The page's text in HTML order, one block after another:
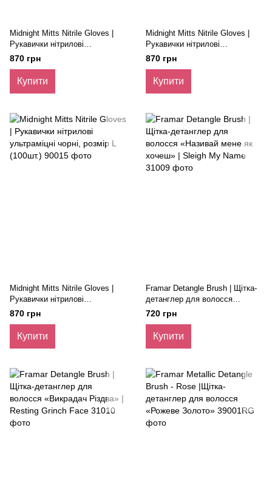
Midnight Mitts Nitrile Gloves |
Рукавички нітрилові
ультраміцні чорні, розмір S
(100шт.)
870 грн
Купити
Midnight Mitts Nitrile Gloves |
Рукавички нітрилові
ультраміцні чорні, розмір М
(100шт.)
870 грн
Купити
Midnight Mitts Nitrile Gloves |
Рукавички нітрилові
ультраміцні чорні, розмір L
(100шт.)
870 грн
Купити
Framar Detangle Brush | Щітка-
детанглер для волосся
«Називай мене як хочеш» |
Sleigh My Name
720 грн
Купити